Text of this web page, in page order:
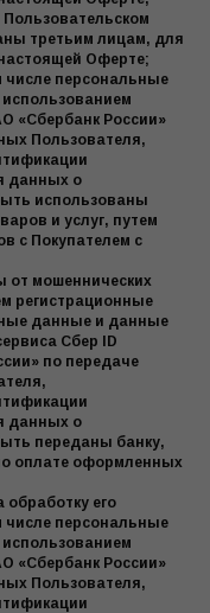
третьим лицам, для
Оферте;
числе персональные
«Сбербанк России»
Пользователя,
данных о
использованы
и услуг, путем
с Покупателем с
от мошеннических
регистрационные
данные и данные
Сбер ID
по передаче
данных о
переданы банку,
оплате оформленных
обработку его
числе персональные
«Сбербанк России»
Пользователя,